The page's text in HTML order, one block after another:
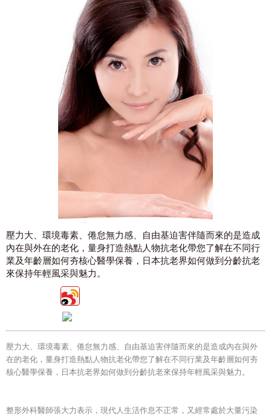
壓力大、環境毒素、倦怠無力感、自由基迫害伴隨而來的是造成
內在與外在的老化，量身打造熱點人物抗老化帶您了解在不同行
業及年齡層如何夯核心醫學保養，日本抗老界如何做到分齡抗老
來保持年輕風采與魅力。
壓力大、環境毒素、倦怠無力感、自由基迫害伴隨而來的是造成內在與外
在的老化，量身打造熱點人物抗老化帶您了解在不同行業及年齡層如何夯
核心醫學保養，日本抗老界如何做到分齡抗老來保持年輕風采與魅力。
整形外科醫師張大力表示，現代人生活作息不正常，又經常處於大量污染